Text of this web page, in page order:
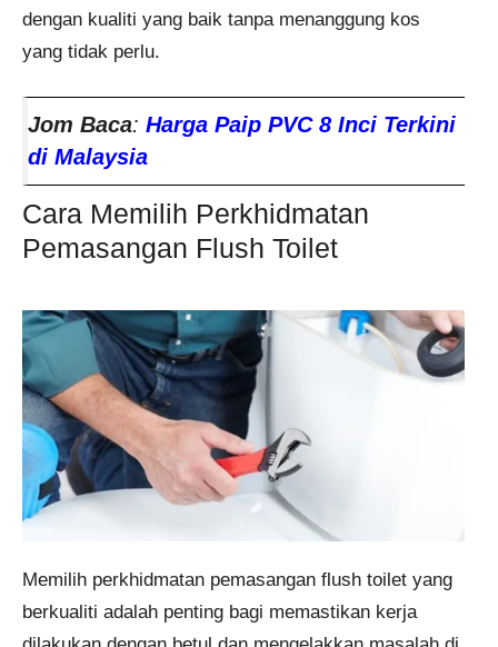
dengan kualiti yang baik tanpa menanggung kos
yang tidak perlu.​
Jom Baca: Harga Paip PVC 8 Inci Terkini
di Malaysia
Cara Memilih Perkhidmatan
Pemasangan Flush Toilet
Memilih perkhidmatan pemasangan flush toilet yang
berkualiti adalah penting bagi memastikan kerja